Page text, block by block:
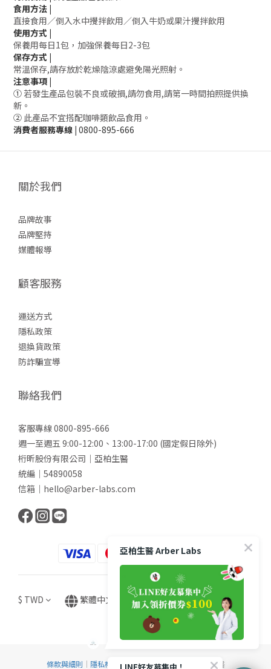
食用方法 |
直接食用／倒入水中攪拌飲用／倒入牛奶或果汁攪拌飲用
使用方式 |
保養用每日1包，加強保養每日2-3包
保存方式 |
常溫保存,請存放於乾燥陰涼處避免陽光照射。
注意事項 |
①若發生產品包裝不良或破損,請勿食用,請第一時間拍照提供換
新。
② 此產品不宜搭配咖啡類飲品食用。
消費者服務專線 | 0800-895-666
關於我們
品牌故事
品牌堅持
媒體報導
顧客服務
運送方式
隱私政策
退換貨政策
防詐騙宣導
聯絡我們
客服專線 0800-895-666
週一至週五 9:00-12:00、13:00-17:00 (國定假日除外)
桁昕股份有限公司｜亞柏生醫
統編｜54890058
信箱｜hello@arber-labs.com
$ TWD 繁體中文
條款與細則 ｜ 隱私權政策｜Copyright © 2024 亞柏生醫
亞柏生醫 Arber Labs